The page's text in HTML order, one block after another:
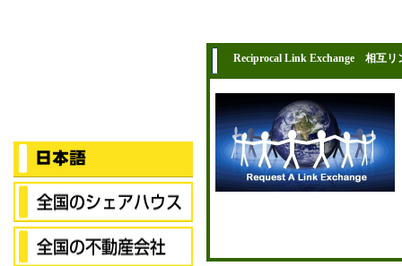
Reciprocal Link Exchange 相互リ